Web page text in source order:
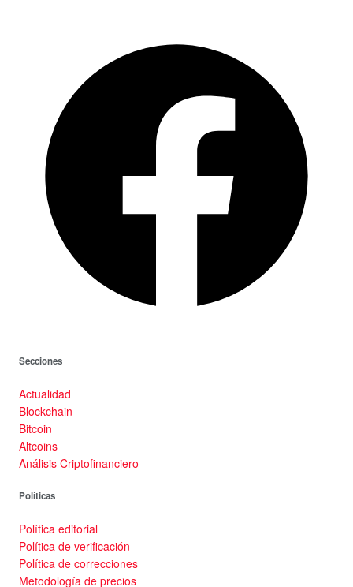
Secciones
Actualidad
Blockchain
Bitcoin
Altcoins
Análisis Criptofinanciero
Políticas
Política editorial
Política de verificación
Política de correcciones
Metodología de precios